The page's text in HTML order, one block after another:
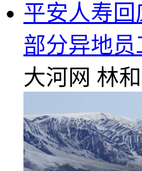
平安人寿
部分异地
大河网 林